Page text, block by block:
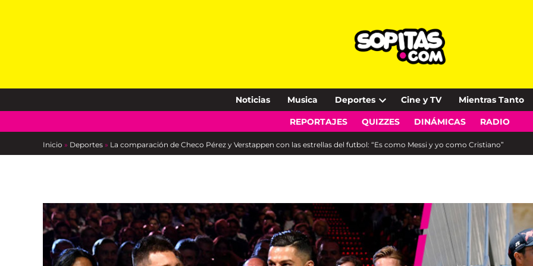
Noticias Musica Deportes
Open
dropdown
Cine y TV Mientras Tanto
REPORTAJES QUIZZES DINÁMICAS RADIO
Inicio » Deportes » La comparación de Checo Pérez y Verstappen con las estrellas del futbol: “Es como Messi y yo como Cristiano”